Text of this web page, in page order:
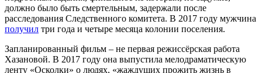
должно было быть смертельным, задержали после
расследования Следственного комитета. В 2017 году мужчина
получил три года и четыре месяца колонии поселения.
Запланированный фильм – не первая режиссёрская работа
Хазановой. В 2017 году она выпустила мелодраматическую
ленту «Осколки» о людях, «жаждущих прожить жизнь в